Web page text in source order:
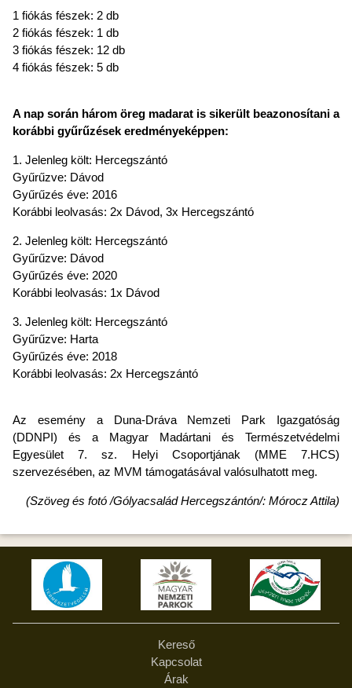
1 fiókás fészek: 2 db
2 fiókás fészek: 1 db
3 fiókás fészek: 12 db
4 fiókás fészek: 5 db
A nap során három öreg madarat is sikerült beazonosítani a
korábbi gyűrűzések eredményeképpen:
1. Jelenleg költ: Hercegszántó
Gyűrűzve: Dávod
Gyűrűzés éve: 2016
Korábbi leolvasás: 2x Dávod, 3x Hercegszántó
2. Jelenleg költ: Hercegszántó
Gyűrűzve: Dávod
Gyűrűzés éve: 2020
Korábbi leolvasás: 1x Dávod
3. Jelenleg költ: Hercegszántó
Gyűrűzve: Harta
Gyűrűzés éve: 2018
Korábbi leolvasás: 2x Hercegszántó
Az esemény a Duna-Dráva Nemzeti Park Igazgatóság
(DDNPI) és a Magyar Madártani és Természetvédelmi
Egyesület 7. sz. Helyi Csoportjának (MME 7.HCS)
szervezésében, az MVM támogatásával valósulhatott meg.
(Szöveg és fotó /Gólyacsalád Hercegszántón/: Mórocz Attila)
Kereső
Kapcsolat
Árak